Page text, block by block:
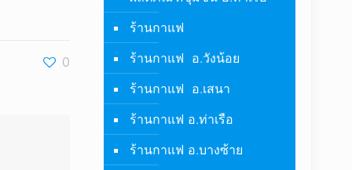
0
ร้านกาแฟ
ร้านกาแฟ อ.วังน้อย
ร้านกาแฟ อ.เสนา
ร้านกาแฟ อ.ท่าเรือ
ร้านกาแฟ อ.บางซ้าย